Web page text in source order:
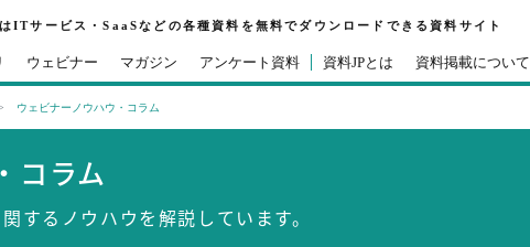
ITサービス・SaaSなどの各種資料を無料でダウンロードできる資料サイト
ウェビナー マガジン アンケート資料 資料JPとは 資料掲載について
ウェビナーノウハウ・コラム
コラム
するノウハウを解説しています。